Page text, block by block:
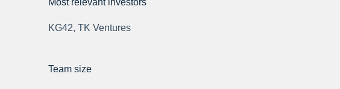
Most relevant investors
KG42, TK Ventures
Team size